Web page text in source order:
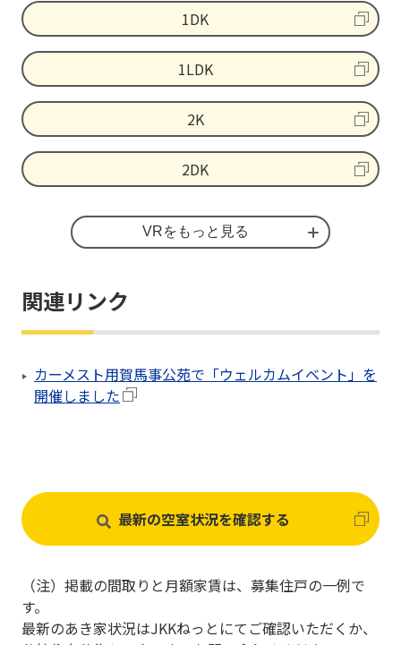
1DK
1LDK
2K
2DK
3LDK
VRをもっと見る
関連リンク
カーメスト用賀馬事公苑で「ウェルカムイベント」を
開催しました
最新の空室状況を確認する
（注）掲載の間取りと月額家賃は、募集住戸の一例で
す。
最新のあき家状況はJKKねっとにてご確認いただくか、